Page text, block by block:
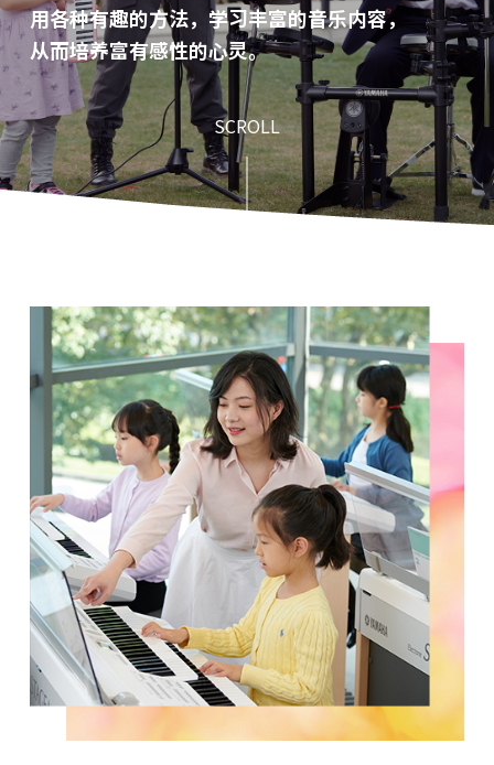
用各种有趣的方法，学习丰富的音乐内容，
从而培养富有感性的心灵。
SCROLL